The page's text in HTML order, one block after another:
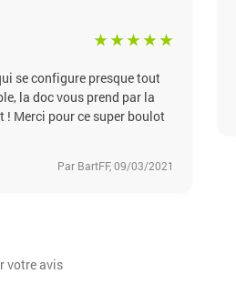
se configure presque tout
la doc vous prend par la
Merci pour ce super boulot
Par BartFF, 09/03/2021
votre avis